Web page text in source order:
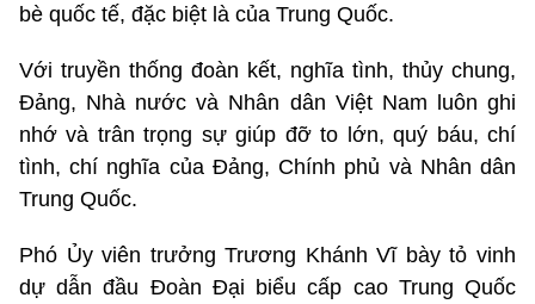
bè quốc tế, đặc biệt là của Trung Quốc.
Với truyền thống đoàn kết, nghĩa tình, thủy chung,
Đảng, Nhà nước và Nhân dân Việt Nam luôn ghi
nhớ và trân trọng sự giúp đỡ to lớn, quý báu, chí
tình, chí nghĩa của Đảng, Chính phủ và Nhân dân
Trung Quốc.
Phó Ủy viên trưởng Trương Khánh Vĩ bày tỏ vinh
dự dẫn đầu Đoàn Đại biểu cấp cao Trung Quốc